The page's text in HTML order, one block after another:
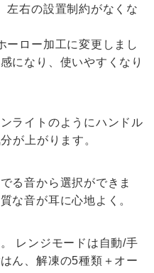
左右の設置制約がなくな
ーロー加工に変更しまし
になり、使いやすくなり
ライトのようにハンドル
が上がります。
る音から選択ができま
な音が耳に心地よく。
レンジモードは自動/手
ん、解凍の5種類＋オー